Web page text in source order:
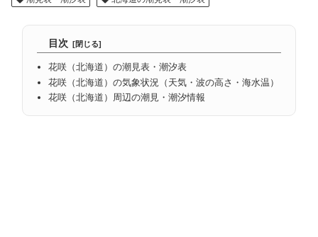
目次
花咲（北海道）の潮見表・潮汐表
花咲（北海道）の気象状況（天気・波の高さ・海水温）
花咲（北海道）周辺の潮見・潮汐情報